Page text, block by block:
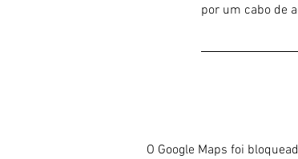
por um cabo de
O Google Maps foi